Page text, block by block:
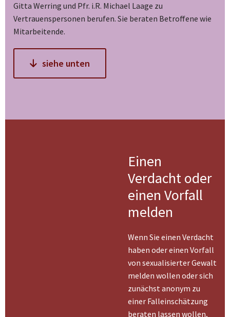
Gitta Werring und Pfr. i.R. Michael Laage zu
Vertrauenspersonen berufen. Sie beraten Betroffene wie
Mitarbeitende.
siehe unten
Einen
Verdacht oder
einen Vorfall
melden
Wenn Sie einen Verdacht
haben oder einen Vorfall
von sexualisierter Gewalt
melden wollen oder sich
zunächst anonym zu
einer Falleinschätzung
beraten lassen wollen,